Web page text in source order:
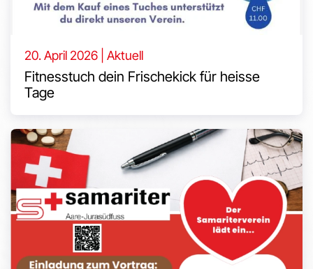
20. April 2026 | Aktuell
Fitnesstuch dein Frischekick für heisse
Tage